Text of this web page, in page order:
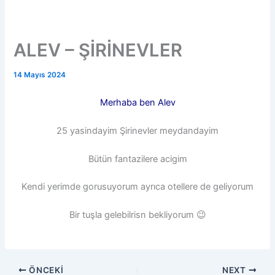
ALEV – ŞİRİNEVLER
14 Mayıs 2024
Merhaba ben Alev
25 yasindayim Şirinevler meydandayim
Bütün fantazilere acigim
Kendi yerimde gorusuyorum ayrıca otellere de geliyorum
Bir tuşla gelebilrisn bekliyorum 😉
ÖNCEKI NEXT